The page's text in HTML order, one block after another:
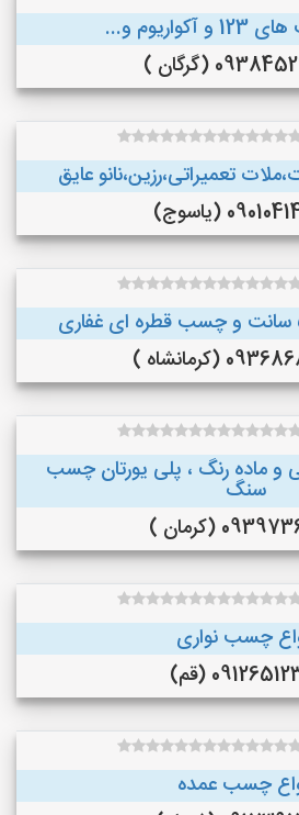
و...
(گرگان )
تعمیراتی،رزین،نانو عایق
(یاسوج)
(کرمانشاه )
و ماده رنگ ، پلی یورتان چسب
سنگ
(کرمان )
چسب نواری
(قم)
چسب عمده